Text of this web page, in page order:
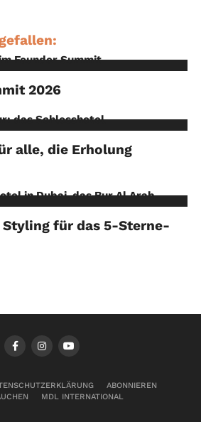
2026
alle, die Erholung
für das 5-Sterne-
ABONNIEREN
MDL INTERNATIONAL